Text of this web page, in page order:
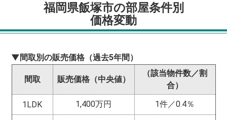
福岡県飯塚市の部屋条件別
価格変動
▼間取別の販売価格（過去5年間）
間取 販売価格（中央値）
（該当物件数／割
合）
1LDK
1,400万円 1件／0.4％